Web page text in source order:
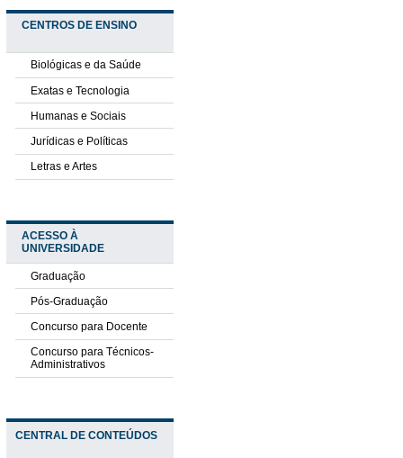
CENTROS DE ENSINO
Biológicas e da Saúde
Exatas e Tecnologia
Humanas e Sociais
Jurídicas e Políticas
Letras e Artes
ACESSO À
UNIVERSIDADE
Graduação
Pós-Graduação
Concurso para Docente
Concurso para Técnicos-
Administrativos
CENTRAL DE CONTEÚDOS